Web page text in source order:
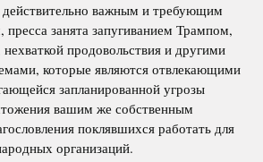
действительно важным и требующим
занята запугиванием Трампом,
продовольствия и другими
которые являются отвлекающими
запланированной угрозы
вашим же собственным
поклявшихся работать для
организаций.